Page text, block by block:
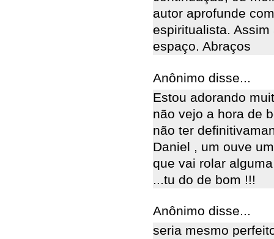
autor aprofunde
espiritualista.
espaço. Abraços
Anônimo disse...
Estou adorando
não vejo a hora de
não ter
Daniel , um ouve
que vai rolar
...tu do de bom !!!
Anônimo disse...
seria mesmo